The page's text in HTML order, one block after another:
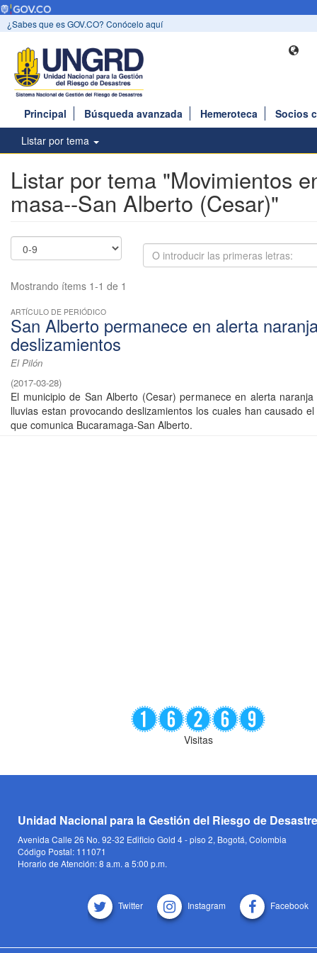
¿Sabes que es GOV.CO? Conócelo aquí
Principal Búsqueda avanzada Hemeroteca
Socios
Listar por tema
Listar por tema "Movimientos
masa--San Alberto (Cesar)"
Mostrando ítems 1-1 de 1
ARTÍCULO DE PERIÓDICO
San Alberto permanece en alerta
deslizamientos
El Pilón
(2017-03-28)
El municipio de San Alberto (Cesar) permanece en alerta
lluvias estan provocando deslizamientos los cuales han causado
que comunica Bucaramaga-San Alberto.
Visitas
Unidad Nacional para la Gestión del Riesgo de
Avenida Calle 26 No. 92-32 Edificio Gold 4 - piso 2, Bogotá, Colombia
Código Postal: 111071
Horario de Atención: 8 a.m. a 5:00 p.m.
Twitter Instagram Facebook